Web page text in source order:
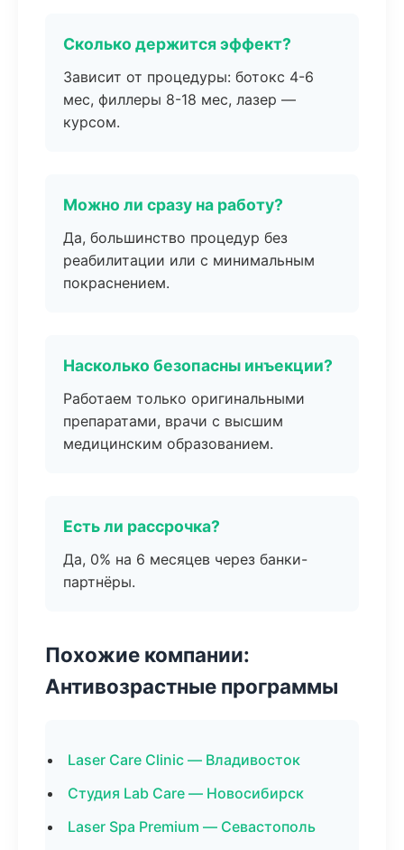
Сколько держится эффект?
Зависит от процедуры: ботокс 4-6
мес, филлеры 8-18 мес, лазер —
курсом.
Можно ли сразу на работу?
Да, большинство процедур без
реабилитации или с минимальным
покраснением.
Насколько безопасны инъекции?
Работаем только оригинальными
препаратами, врачи с высшим
медицинским образованием.
Есть ли рассрочка?
Да, 0% на 6 месяцев через банки-
партнёры.
Похожие компании:
Антивозрастные программы
Laser Care Clinic — Владивосток
Студия Lab Care — Новосибирск
Laser Spa Premium — Севастополь